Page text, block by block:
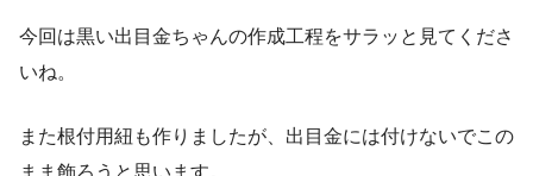
今回は黒い出目金ちゃんの作成工程をサラッと見てくださ
いね。
また根付用紐も作りましたが、出目金には付けないでこの
まま飾ろうと思います。